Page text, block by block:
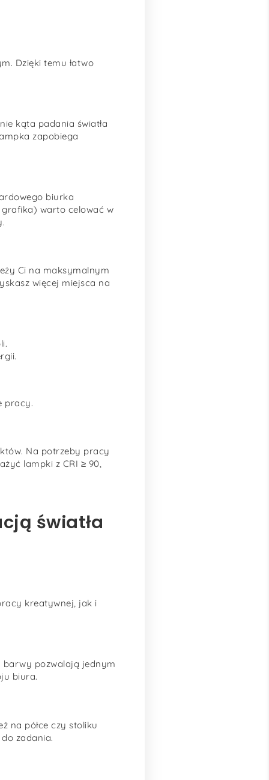
Dzięki temu łatwo
kąta padania światła
zapobiega
biurka
warto celować w
Ci na maksymalnym
więcej miejsca na
pracy.
Na potrzeby pracy
lampki z CRI ≥ 90,
światła
kreatywnej, jak i
pozwalają jednym
biura.
na półce czy stoliku
zadania.